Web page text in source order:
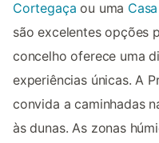
Cortegaça ou uma
são excelentes opções
concelho oferece uma
experiências únicas. A
convida a caminhadas
às dunas. As zonas